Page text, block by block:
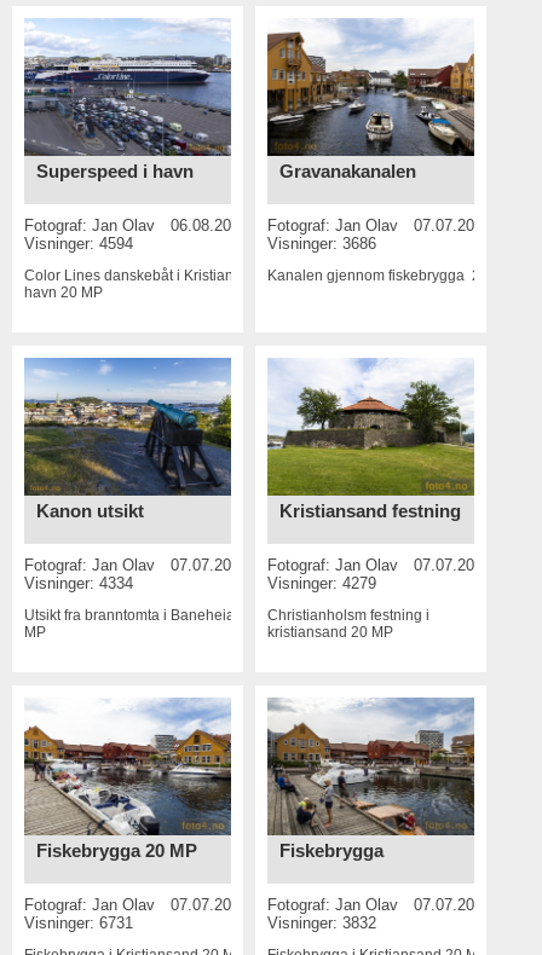
Superspeed i havn
Fotograf: Jan Olav
06.08.2015
Visninger: 4594
Color Lines danskebåt i Kristiansand
havn 20 MP
Gravanakanalen
Fotograf:Jan Olav
07.07.2015
Visninger: 3686
Kanalen gjennom fiskebrygga20 MP
Kanon utsikt
Fotograf: Jan Olav
07.07.2015
Visninger: 4334
Utsikt fra branntomta i Baneheia
MP
Kristiansand festning
Fotograf:Jan Olav
07.07.2015
Visninger: 4279
Christianholsm festning i
kristiansand20 MP
Fiskebrygga 20 MP
Fotograf: Jan Olav
07.07.2015
Visninger: 6731
Fiskebrygga
Fotograf:Jan Olav
07.07.2015
Visninger: 3832